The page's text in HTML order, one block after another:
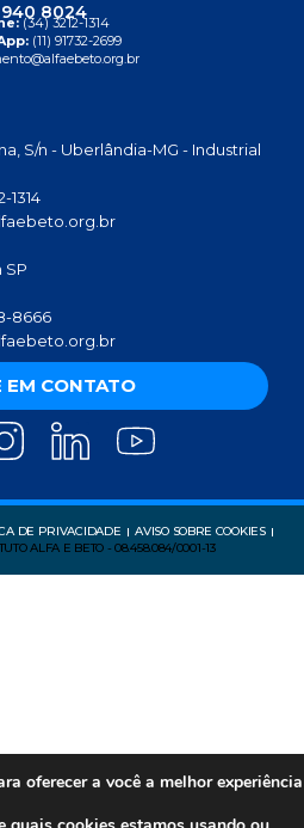
8024
(34) 3212-1314
(11) 91732-2699
S/n - Uberlândia-MG - Industrial
1314
SP
8666
EM CONTATO
DE PRIVACIDADE
AVISO SOBRE COOKIES
ALFA E BETO - 08.458.084/0001-13
oferecer a você a melhor experiência